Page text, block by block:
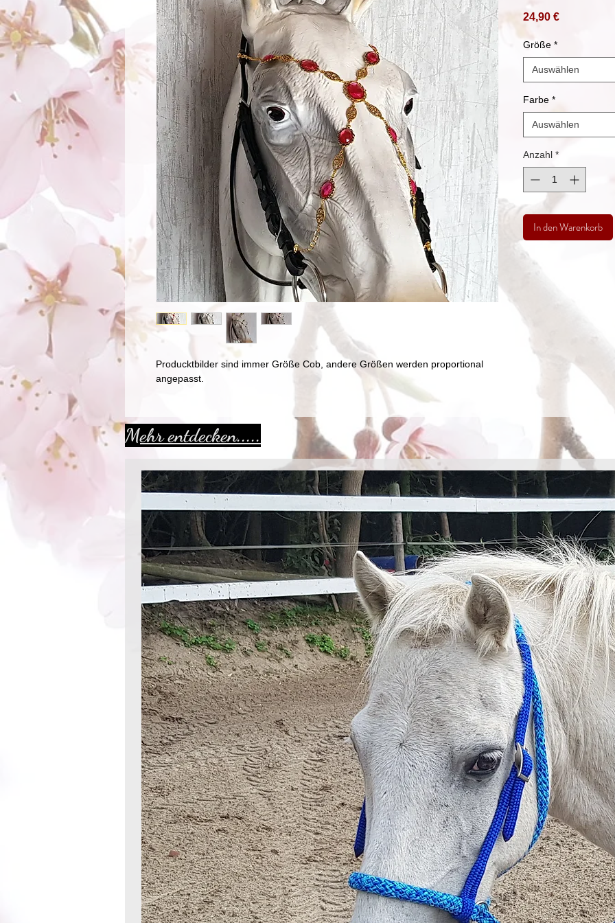
Producktbilder sind immer Größe Cob, andere Größen werden proportional
angepasst.
24,90 €Preis
Größe *
Auswählen
Farbe *
Auswählen
Anzahl *
In den Warenkorb
Mehr entdecken.....